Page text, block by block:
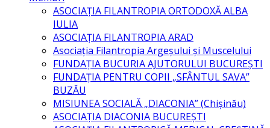
ASOCIAȚIA FILANTROPIA ORTODOXĂ ALBA
IULIA
ASOCIAȚIA FILANTROPIA ARAD
Asociația Filantropia Argeșului și Muscelului
FUNDAȚIA BUCURIA AJUTORULUI BUCUREȘTI
FUNDAȚIA PENTRU COPII „SFÂNTUL SAVA”
BUZĂU
MISIUNEA SOCIALĂ „DIACONIA” (Chișinău)
ASOCIAȚIA DIACONIA BUCUREȘTI